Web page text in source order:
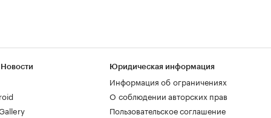
Юридическая информация
Информация об ограничениях
О соблюдении авторских прав
Пользовательское соглашение